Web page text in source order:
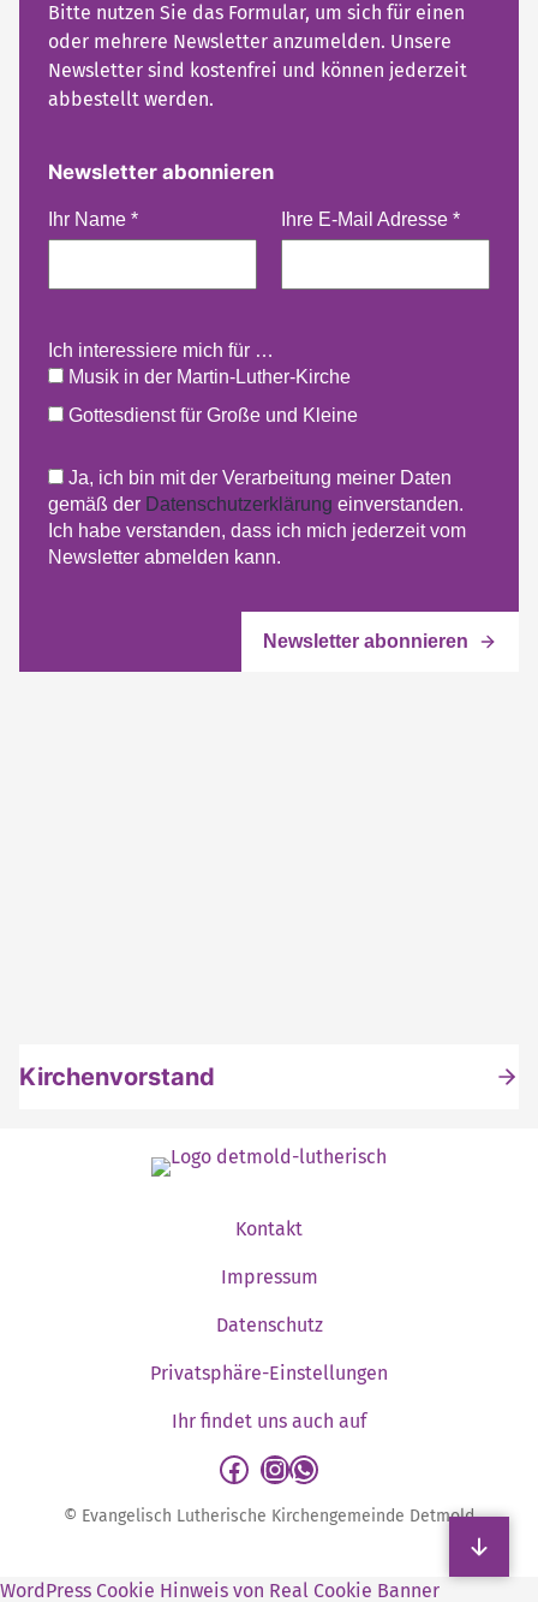
Bitte nutzen Sie das Formular, um sich für einen
oder mehrere Newsletter anzumelden. Unsere
Newsletter sind kostenfrei und können jederzeit
abbestellt werden.
Newsletter abonnieren
Ihr Name * Ihre E-Mail Adresse *
Ich interessiere mich für …
Musik in der Martin-Luther-Kirche
Gottesdienst für Große und Kleine
Ja, ich bin mit der Verarbeitung meiner Daten
gemäß der Datenschutzerklärung einverstanden.
Ich habe verstanden, dass ich mich jederzeit vom
Newsletter abmelden kann.
Kirchenvorstand
Kontakt
Impressum
Datenschutz
Privatsphäre-Einstellungen
Ihr findet uns auch auf
detmold-lutherisch auf Facebook
detmold-lutherisch auf Instagram
detmold-lutherisch auf WhatsApp
© Evangelisch Lutherische Kirchengemeinde Detmold
WordPress Cookie Hinweis von Real Cookie Banner